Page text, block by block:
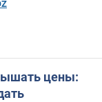
цены: